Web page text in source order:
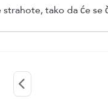
tako da će